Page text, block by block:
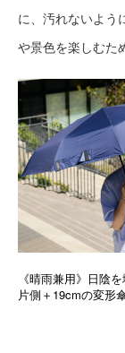
に、汚れないよう
や景色を楽しむた
《晴雨兼用》日陰を
片側＋19cmの変形